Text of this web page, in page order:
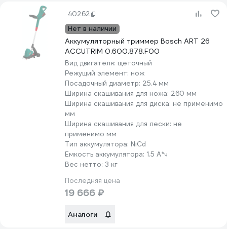
40262
Нет в наличии
Аккумуляторный триммер Bosch ART 26
ACCUTRIM 0.600.878.F00
Вид двигателя: щеточный
Режущий элемент: нож
Посадочный диаметр: 25.4 мм
Ширина скашивания для ножа: 260 мм
Ширина скашивания для диска: не применимо
мм
Ширина скашивания для лески: не
применимо мм
Тип аккумулятора: NiCd
Емкость аккумулятора: 1.5 А*ч
Вес нетто: 3 кг
Последняя цена
19 666 ₽
Аналоги